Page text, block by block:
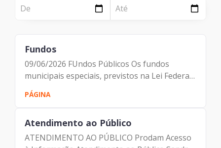
Página
Notícia
NOTÍCIA
Tecnologia
Clientes e Produtos
Gestão de Tecnologia
Case
Fundos
09/06/2026 FUndos Públicos Os fundos
municipais especiais, previstos na Lei Federal
n°4.320/1964, concentram determinados
recursos para atividades ou projetos
municipais específicos e servem como...
PÁGINA
Atendimento ao Público
ATENDIMENTO AO PÚBLICO Prodam Acesso